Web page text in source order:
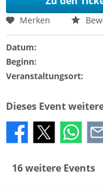
Merken
Datum:
Beginn:
Veranstaltungsort:
Dieses Event
16 weitere Events